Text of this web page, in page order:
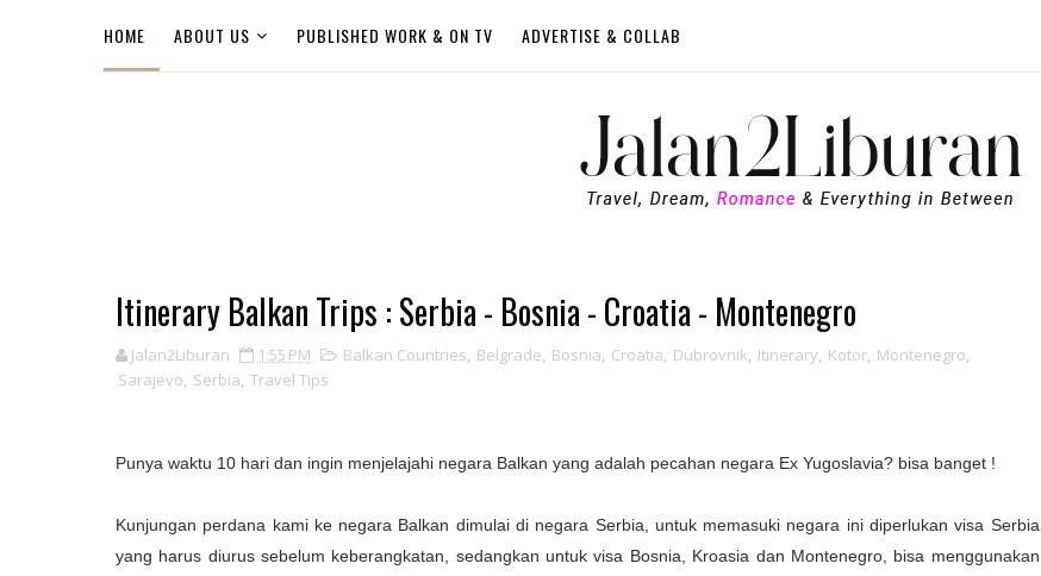
HOME ABOUT US PUBLISHED WORK & ON TV ADVERTISE & COLLAB
Itinerary Balkan Trips : Serbia - Bosnia - Croatia - Montenegro
Jalan2Liburan 1:55 PM Balkan Countries, Belgrade, Bosnia, Croatia, Dubrovnik, Itinerary, Kotor, Montenegro,
Sarajevo, Serbia, Travel Tips
Punya waktu 10 hari dan ingin menjelajahi negara Balkan yang adalah pecahan negara Ex Yugoslavia? bisa banget !
Kunjungan perdana kami ke negara Balkan dimulai di negara Serbia, untuk memasuki negara ini diperlukan visa Serbia
yang harus diurus sebelum keberangkatan, sedangkan untuk visa Bosnia, Kroasia dan Montenegro, bisa menggunakan